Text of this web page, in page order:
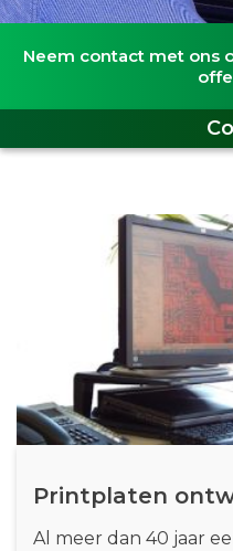
Neem contact met ons
Printplaten
Al meer dan 40 jaar